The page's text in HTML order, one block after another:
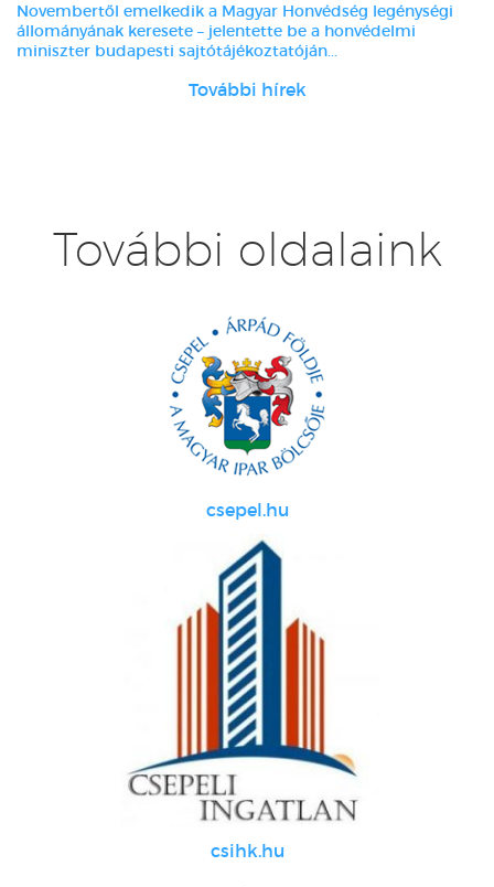
Novembertől emelkedik a Magyar Honvédség legénységi
állományának keresete – jelentette be a honvédelmi
miniszter budapesti sajtótájékoztatóján...
További hírek
További oldalaink
csepel.hu
csihk.hu